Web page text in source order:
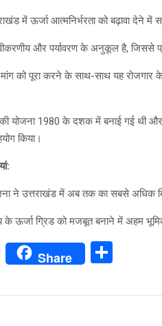
में ऊर्जा आत्मनिर्भरता को बढ़ावा देने में
और पर्यावरण के अनुकूल है, जिससे
मांग को पूरा करने के साथ-साथ यह रोजगार
की योजना 1980 के दशक में बनाई गई थी
किया।
ने उत्तराखंड में अब तक का सबसे अधिक
के ऊर्जा ग्रिड को मजबूत बनाने में अहम
W
at
Share
ar